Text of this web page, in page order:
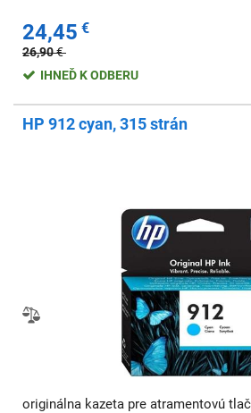
24,45 €
26,90€
IHNEĎ K ODBERU
HP 912 cyan, 315 strán
originálna kazeta pre atramentovú